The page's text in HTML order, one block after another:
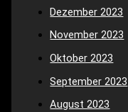
Dezember 2023
November 2023
Oktober 2023
September 2023
August 2023